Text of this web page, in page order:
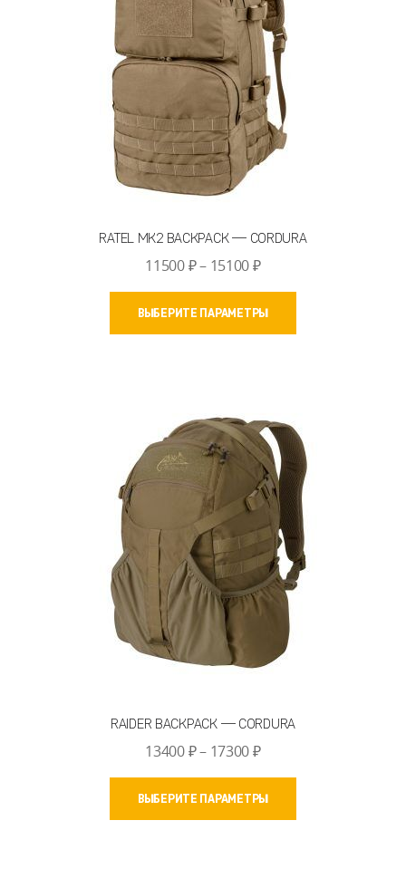
RATEL MK2 BACKPACK — CORDURA
11500₽– 15100₽Диапазон
цен:
11500 ₽
–
ВЫБЕРИТЕ ПАРАМЕТРЫ
можно
выбрать
на
странице
товара.
RAIDER BACKPACK — CORDURA
13400₽– 17300₽Диапазон
цен:
13400 ₽
–
ВЫБЕРИТЕ ПАРАМЕТРЫ